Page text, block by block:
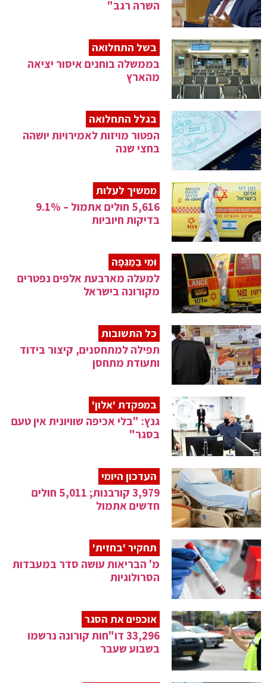
השרה רגב"
בשל התחלואה
בממשלה בוחנים איסור יציאה
מהארץ
בגלל התחלואה
הפטור מויזות לאמירויות יושהה
בחצי שנה
ממשיך לעלות
5,616 חולים אתמול – 9.1%
בדיקות חיוביות
וּמִי בַמַּגֵּפָה
למעלה מארבעת אלפים נפטרים
מקורונה בישראל
כל התשובות
תפילה למתחסנים, קיצור בידוד
ותעודת מתחסן
במפקדת 'אלון'
גנץ: "בלי אכיפה שוויונית אין טעם
בסגר"
העדכון היומי
3,979 קורבנות; 5,011 חולים
חדשים אתמול
תחקיר 'בחזית'
מ' הבריאות עושה סדר במעבדות
הסרולוגיות
אוכפים את הסגר
33,296 דו"חות קורונה נרשמו
בשבוע שעבר